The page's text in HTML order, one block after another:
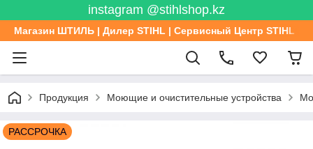
instagram @stihlshop.kz
Магазин ШТИЛЬ | Дилер STIHL | Сервисный Центр STIHL
Продукция Моющие и очистительные устройства
РАССРОЧКА